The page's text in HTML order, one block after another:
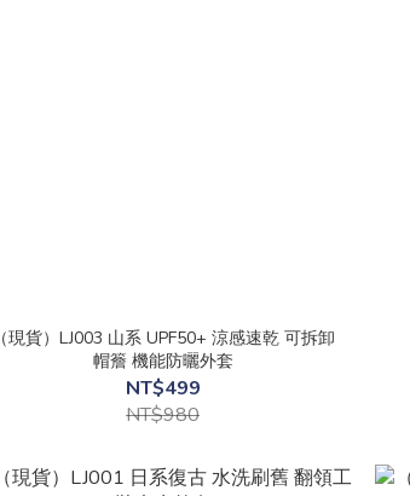
（現貨）LJ003 山系 UPF50+ 涼感速乾 可拆卸
帽簷 機能防曬外套
NT$499
NT$980